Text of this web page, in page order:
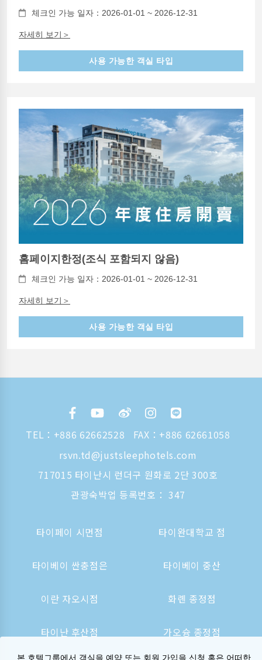
체크인 가능 일자：2026-01-01 ~ 2026-12-31
자세히 보기＞
사용 가능한 객실 타입
홈페이지한정(조식 포함되지 않음)
체크인 가능 일자：2026-01-01 ~ 2026-12-31
자세히 보기＞
사용 가능한 객실 타입
TEL： +886 62662528
FAX：+886 62661058
rsvn.td@justsleephotels.com
717015 타이난시 런더구 원화로 2단 300호
관광숙박업 등록번호： 347
타이페이 시먼점 타이완대학교 점
타이베이 싼충점은 타이베이 중산
이란 자오시점 화롄 종정점
타이난 후산점 가오슝 종정점
본 호텔그룹에서 객실을 예약 또는 회원 가입을 신청 혹은 어떠한